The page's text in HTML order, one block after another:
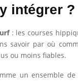
intégrer ?
: les courses
par où
ou moins fiables.
un ensemble